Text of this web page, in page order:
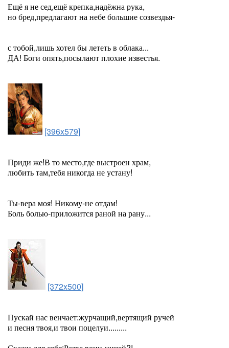
Ещё я не сед,ещё крепка,надёжна рука,
но бред,предлагают на небе большие созвездья-
с тобой,лишь хотел бы лететь в облака...
ДА! Боги опять,посылают плохие известья.
[396x579]
Приди же!В то место,где выстроен храм,
любить там,тебя никогда не устану!
Ты-вера моя! Никому-не отдам!
Боль болью-приложится раной на рану...
[372x500]
Пускай нас венчает:журчащий,вертящий ручей
и песня твоя,и твои поцелуи.........